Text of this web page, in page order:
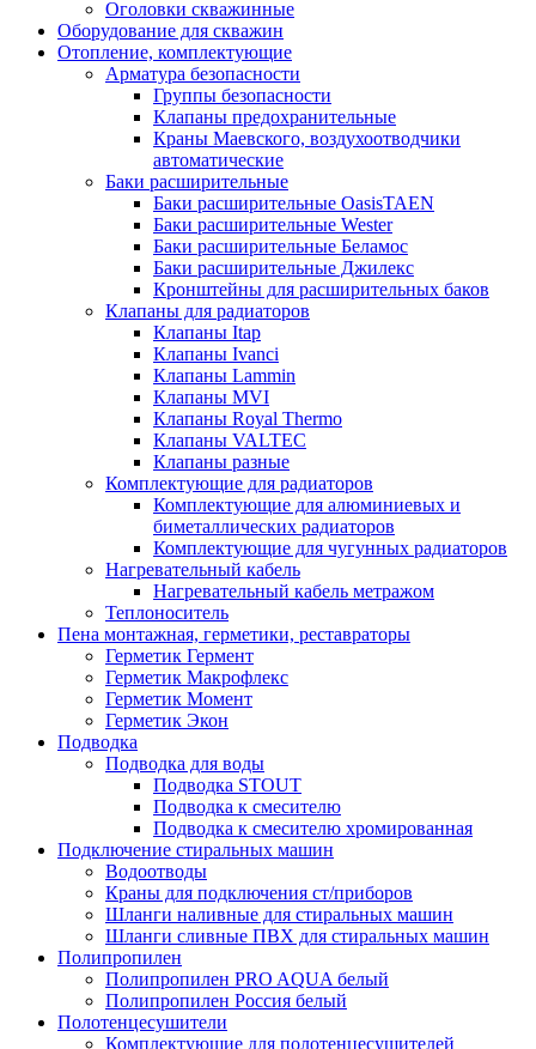
Оголовки скважинные
Оборудование для скважин
Отопление, комплектующие
Арматура безопасности
Группы безопасности
Клапаны предохранительные
Краны Маевского, воздухоотводчики
автоматические
Баки расширительные
Баки расширительные OasisTAEN
Баки расширительные Wester
Баки расширительные Беламос
Баки расширительные Джилекс
Кронштейны для расширительных баков
Клапаны для радиаторов
Клапаны Itap
Клапаны Ivanci
Клапаны Lammin
Клапаны MVI
Клапаны Royal Thermo
Клапаны VALTEC
Клапаны разные
Комплектующие для радиаторов
Комплектующие для алюминиевых и
биметаллических радиаторов
Комплектующие для чугунных радиаторов
Нагревательный кабель
Нагревательный кабель метражом
Теплоноситель
Пена монтажная, герметики, реставраторы
Герметик Гермент
Герметик Макрофлекс
Герметик Момент
Герметик Экон
Подводка
Подводка для воды
Подводка STOUT
Подводка к смесителю
Подводка к смесителю хромированная
Подключение стиральных машин
Водоотводы
Краны для подключения ст/приборов
Шланги наливные для стиральных машин
Шланги сливные ПВХ для стиральных машин
Полипропилен
Полипропилен PRO AQUA белый
Полипропилен Россия белый
Полотенцесушители
Комплектующие для полотенцесушителей